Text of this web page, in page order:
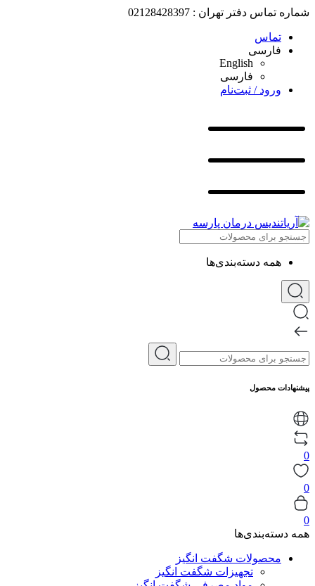
شماره تماس دفتر تهران : 02128428397
تماس
فارسی
English
فارسی
ورود / ثبت‌نام
همه دسته‌بندی‌ها
پیشنهادات محصول
0
0
0
همه دسته‌بندی‌ها
محصولات شگفت انگیز
تجهیزات شگفت انگیز